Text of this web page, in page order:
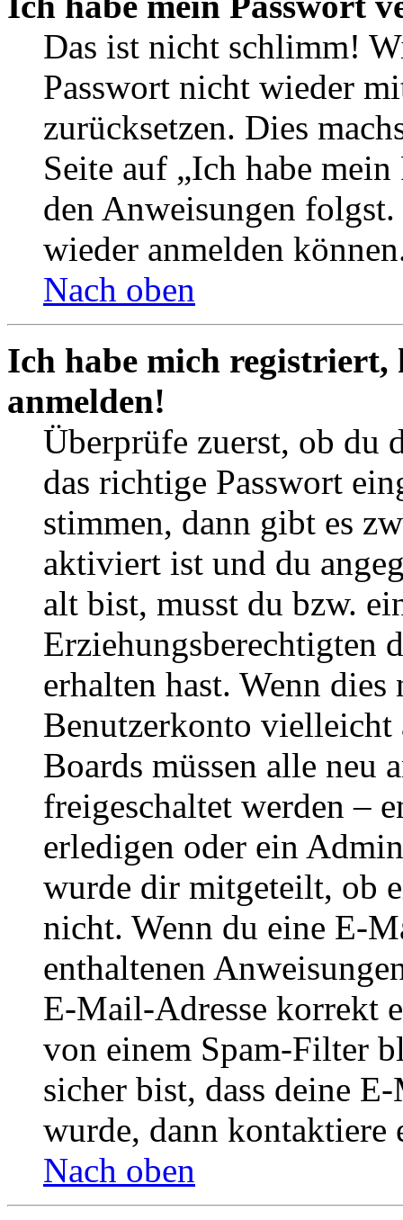
Das ist nicht schlimm!
Passwort nicht wieder
zurücksetzen. Dies
Seite auf „Ich habe
den Anweisungen
wieder anmelden
Nach oben
Ich habe mich
anmelden!
Überprüfe zuerst, ob du
das richtige Passwort
stimmen, dann gibt es
aktiviert ist und du
alt bist, musst du bzw.
Erziehungsberechtigten
erhalten hast. Wenn
Benutzerkonto
Boards müssen alle neu
freigeschaltet werden –
erledigen oder ein
wurde dir mitgeteilt, ob
nicht. Wenn du eine E-
enthaltenen
E-Mail-Adresse korrekt
von einem Spam-Filter
sicher bist, dass deine
wurde, dann kontaktiere
Nach oben